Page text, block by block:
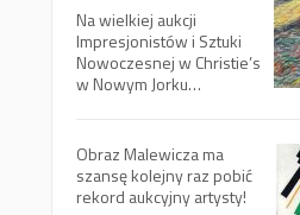
Na wielkiej aukcji
Impresjonistów i Sztuki
Nowoczesnej w Christie’s
w Nowym Jorku…
Obraz Malewicza ma
szansę kolejny raz pobić
rekord aukcyjny artysty!